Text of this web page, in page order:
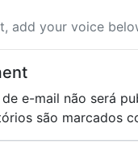
add your voice
e-mail não será
são marcados